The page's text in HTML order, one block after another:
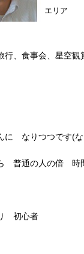
エリア
行、食事会、星空観
に　なりつつです(
　普通の人の倍　時
　初心者